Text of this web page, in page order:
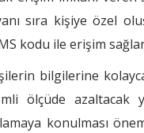
sıra kişiye özel
kodu ile erişim
bilgilerine
ölçüde azaltacak
konulması